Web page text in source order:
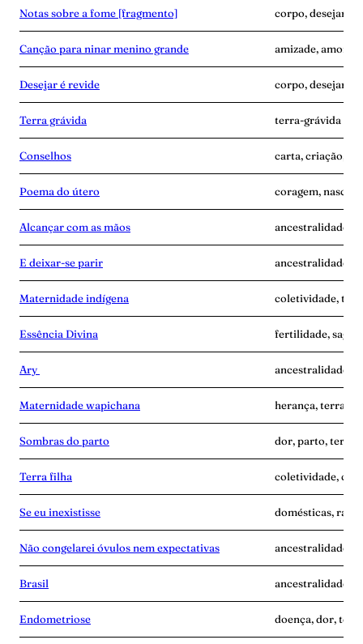
Notas sobre a fome [fragmento] corpo, desejar-é-
Canção para ninar menino grande amizade, amor,
Desejar é revide corpo, desejar-
Terra grávida terra-grávida
Conselhos carta, criação,
Poema do útero coragem,
Alcançar com as mãos ancestralidade,
E deixar-se parir ancestralidade,
Maternidade indígena coletividade,
Essência Divina fertilidade,
Ary ancestralidade,
Maternidade wapichana herança, terra-
Sombras do parto dor, parto, terra-
Terra filha coletividade,
Se eu inexistisse domésticas,
Não congelarei óvulos nem expectativas ancestralidade,
Brasil ancestralidade,
Endometriose doença, dor,